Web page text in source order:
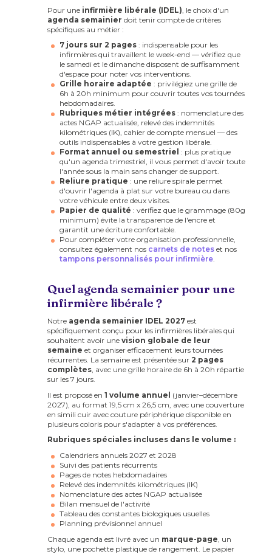
Pour une infirmière libérale (IDEL) , le choix d'un
agenda semainier doit tenir compte de critères
spécifiques au métier :
7 jours sur 2 pages : indispensable pour les
infirmières qui travaillent le week-end — vérifiez que
le samedi et le dimanche disposent de suffisamment
d'espace pour noter vos interventions.
Grille horaire adaptée : privilégiez une grille de
6h à 20h minimum pour couvrir toutes vos tournées
hebdomadaires.
Rubriques métier intégrées : nomenclature des
actes NGAP actualisée, relevé des indemnités
kilométriques (IK), cahier de compte mensuel — des
outils indispensables à votre gestion libérale.
Format annuel ou semestriel : plus pratique
qu'un agenda trimestriel, il vous permet d'avoir toute
l'année sous la main sans changer de support.
Reliure pratique : une reliure spirale permet
d'ouvrir l'agenda à plat sur votre bureau ou dans
votre véhicule entre deux visites.
Papier de qualité : vérifiez que le grammage (80g
minimum) évite la transparence de l'encre et
garantit une écriture confortable.
Pour compléter votre organisation professionnelle,
consultez également nos carnets de notes et nos
tampons personnalisés pour infirmière.
Quel agenda semainier pour une
infirmière libérale ?
Notre agenda semainier IDEL 2027 est
spécifiquement conçu pour les infirmières libérales qui
souhaitent avoir unevision globale de leur
semaine et organiser efficacement leurs tournées
récurrentes. La semaine est présentée sur2 pages
complètes, avec une grille horaire de 6h à 20h répartie
sur les 7 jours.
Il est proposé en1 volume annuel (janvier–décembre
2027), au format 19,5 cm x 26,5 cm, avec une couverture
en simili cuir avec couture périphérique disponible en
plusieurs coloris pour s'adapter à vos préférences.
Rubriques spéciales incluses dans le volume :
Calendriers annuels 2027 et 2028
Suivi des patients récurrents
Pages de notes hebdomadaires
Relevé des indemnités kilométriques (IK)
Nomenclature des actes NGAP actualisée
Bilan mensuel de l'activité
Tableau des constantes biologiques usuelles
Planning prévisionnel annuel
Chaque agenda est livré avec un marque-page , un
stylo, une pochette plastique de rangement. Le papier